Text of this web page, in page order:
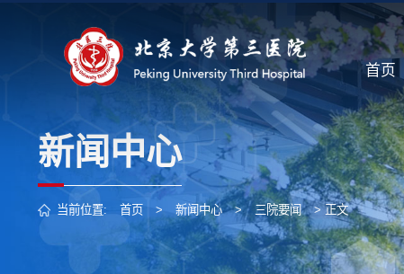
首页
新闻中心
当前位置: 首页 > 新闻中心 > 三院要闻 > 正文